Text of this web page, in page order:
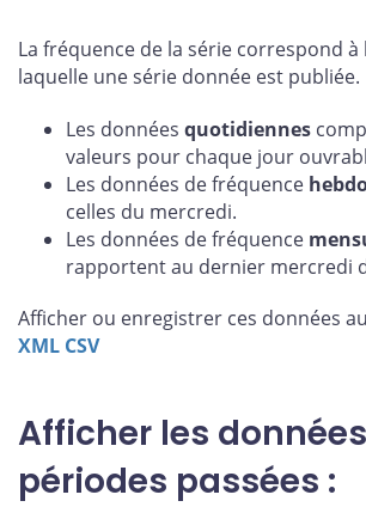
La fréquence de la série correspond à
laquelle une série donnée est publiée.
Les données quotidiennes
valeurs pour chaque jour
Les données de fréquence
celles du mercredi.
Les données de fréquence
rapportent au dernier mercredi
Afficher ou enregistrer ces données
XML CSV
Afficher les
périodes passées :